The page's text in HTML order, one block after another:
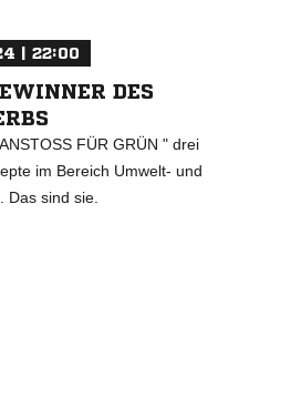
| 22:00
DES
FÜR GRÜN " drei
im Bereich Umwelt- und
Das sind sie.